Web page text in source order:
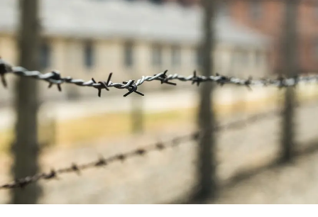
Attualità
Economia e lavoro
Italia Mondo
Sanità
Sport
Cultura